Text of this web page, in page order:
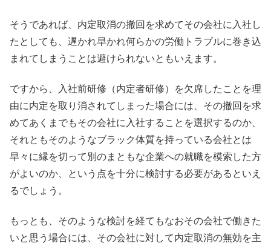
そうであれば、内定取消の撤回を求めてその会社に入社し
たとしても、遅かれ早かれ何らかの労働トラブルに巻き込
まれてしまうことは避けられないともいえます。
ですから、入社前研修（内定者研修）を欠席したことを理
由に内定を取り消されてしまった場合には、その撤回を求
めてあくまでもその会社に入社することを選択するのか、
それともそのようなブラック体質を持っている会社とは
早々に縁を切って別のまともな企業への就職を模索した方
がよいのか、という点を十分に検討する必要があるといえ
るでしょう。
もっとも、そのような検討を経てもなおその会社で働きた
いと思う場合には、その会社に対して内定取消の無効を主